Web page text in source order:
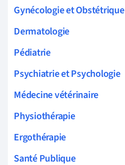
Gynécologie et Obstétrique
Dermatologie
Pédiatrie
Psychiatrie et Psychologie
Médecine vétérinaire
Physiothérapie
Ergothérapie
Santé Publique